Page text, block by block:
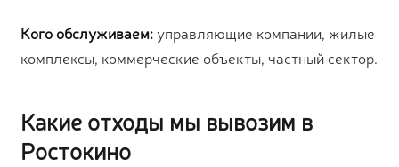
Кого обслуживаем:управляющие компании, жилые
комплексы, коммерческие объекты, частный сектор.
Какие отходы мы вывозим в
Ростокино